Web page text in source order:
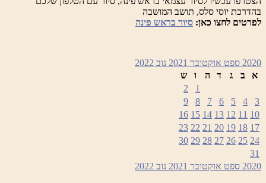
בהדרכת יוסי סלס, תושב המושבה
לפרטים לחצו כאן: סיור בראש פינה
2020 ספט אוקטובר 2021 נוב 2022
א
ב ג ד ה ו
ש
1
2
3
4
5
6
7
8
9
10
11
12
13
14
15
16
17
18
19
20
21
22
23
24
25
26
27
28
29
30
31
2020 ספט אוקטובר 2021 נוב 2022